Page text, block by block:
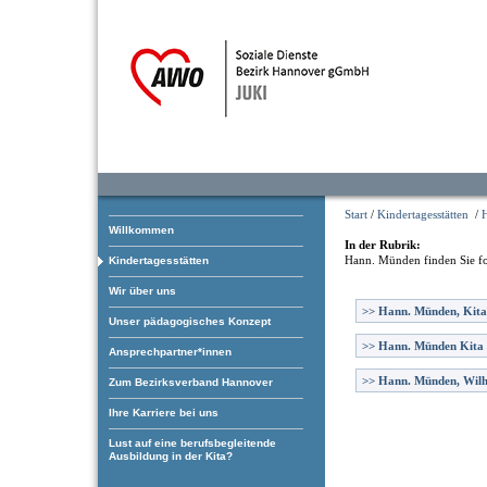
Willkommen
Kindertagesstätten
Wir über uns
Unser pädagogisches Konzept
Ansprechpartner*innen
Zum Bezirksverband Hannover
Ihre Karriere bei uns
Lust auf eine berufsbegleitende
Ausbildung in der Kita?
Start / Kindertagesstätten /
In der Rubrik:
Hann. Münden finden Sie
>> Hann. Münden, Kita
>> Hann. Münden
>> Hann. Münden,